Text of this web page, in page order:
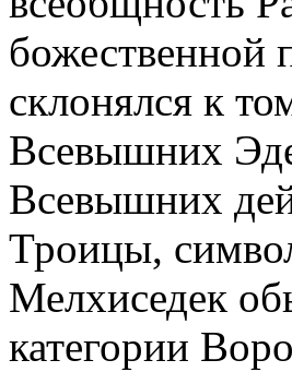
божественной
склонялся к
Всевышних
Всевышних
Троицы,
Мелхиседек
категории